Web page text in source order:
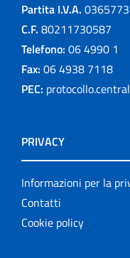
Partita I.V.A.
C.F. 80211730587
Telefono: 06 4990 1
Fax: 06 4938 7118
PEC:
PRIVACY
Informazioni per la
Contatti
Cookie policy